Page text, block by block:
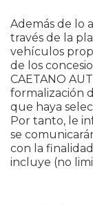
Además de lo
través de la
vehículos
de los
CAETANO
formalización
que haya
Por tanto, le
se
con la
incluye (no